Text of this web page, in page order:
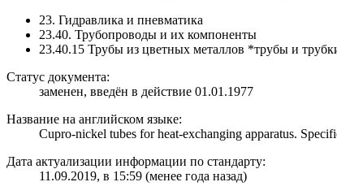
23. Гидравлика и пневматика
23.40. Трубопроводы и их компоненты
23.40.15 Трубы из цветных металлов *трубы и
Статус документа:
заменен, введён в действие 01.01.1977
Название на английском языке:
Cupro-nickel tubes for heat-exchanging apparatus.
Дата актуализации информации по стандарту:
11.09.2019, в 15:59 (менее года назад)